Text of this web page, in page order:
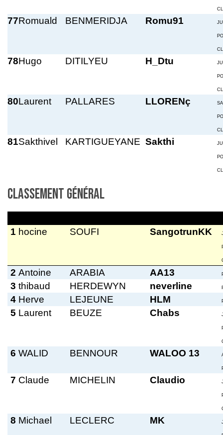
77Romuald BENMERIDJA Romu91
78Hugo DITILYEU H_Dtu
80Laurent PALLARES LLORENç
81Sakthivel KARTIGUEYANE Sakthi
Classement général
1 hocine SOUFI SangotrunKK
2 Antoine ARABIA AA13
3 thibaud HERDEWYN neverline
4 Herve LEJEUNE HLM
5 Laurent BEUZE Chabs
6 WALID BENNOUR WALOO 13
7 Claude MICHELIN Claudio
8 Michael LECLERC MK